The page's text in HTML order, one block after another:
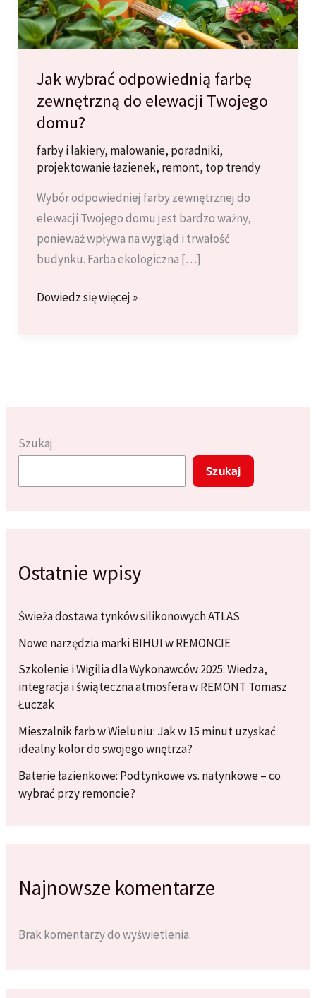
Jak wybrać odpowiednią farbę
zewnętrzną do elewacji Twojego
domu?
farby i lakiery, malowanie, poradniki,
projektowanie łazienek, remont, top trendy
Wybór odpowiedniej farby zewnętrznej do
elewacji Twojego domu jest bardzo ważny,
ponieważ wpływa na wygląd i trwałość
budynku. Farba ekologiczna […]
Jak
Twojego
domu?
Dowiedz się więcej »
Szukaj
Szukaj
Ostatnie wpisy
Świeża dostawa tynków silikonowych ATLAS
Nowe narzędzia marki BIHUI w REMONCIE
Szkolenie i Wigilia dla Wykonawców 2025: Wiedza,
integracja i świąteczna atmosfera w REMONT Tomasz
Łuczak
Mieszalnik farb w Wieluniu: Jak w 15 minut uzyskać
idealny kolor do swojego wnętrza?
Baterie łazienkowe: Podtynkowe vs. natynkowe – co
wybrać przy remoncie?
Najnowsze komentarze
Brak komentarzy do wyświetlenia.